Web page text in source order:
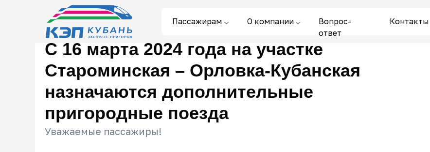
Пассажирам О компании
Вопрос-
ответ
Контакты
С 16 марта 2024 года на участке
Староминская – Орловка-Кубанская
назначаются дополнительные
пригородные поезда
Уважаемые пассажиры!